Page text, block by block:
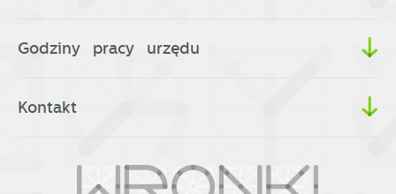
Godziny pracy urzędu
Kontakt